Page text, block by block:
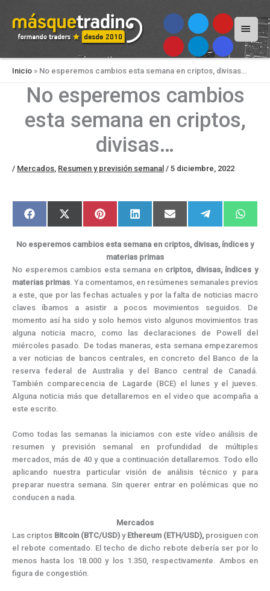
Menú
Inicio » No esperemos cambios esta semana en criptos, divisas…
No esperemos cambios
esta semana en criptos,
divisas…
/ Mercados, Resumen y previsión semanal / 5 diciembre, 2022
Compartir
en
F
a
e
b
k
Compartir
en
X
(
w
i
e
r
)
Compartir
en
P
i
t
e
r
s
t
Compartir
en
L
i
k
e
d
I
n
Compartir
en
E
m
i
l
Compartir
en
e
e
g
m
en
W
h
t
s
p
No esperemos cambios esta semana en criptos, divisas, índices y
materias primas
No esperemos cambios esta semana encriptos, divisas, índices y
materias primas. Ya comentamos, en resúmenes semanales previos
a este, que por las fechas actuales y por la falta de noticias macro
claves íbamos a asistir a pocos movimientos seguidos. De
momento así ha sido y solo hemos visto algunos movimientos tras
alguna noticia macro, como las declaraciones de Powell del
miércoles pasado. De todas maneras, esta semana empezaremos
a ver noticias de bancos centrales, en concreto del Banco de la
reserva federal de Australia y del Banco central de Canadá.
También comparecencia de Lagarde (BCE) el lunes y el jueves.
Alguna noticia más que detallaremos en el video que acompaña a
este escrito.
Como todas las semanas la iniciamos con este vídeo análisis de
resumen y previsión semanal en profundidad de múltiples
mercados, más de 40 y que a continuación detallaremos. Todo ello
aplicando nuestra particular visión de análisis técnico y para
preparar nuestra semana. Sin querer entrar en polémicas que no
conducen a nada.
Mercados
Las criptos Bitcoin (BTC/USD) y Ethereum (ETH/USD), prosiguen con
el rebote comentado. El techo de dicho rebote debería ser por lo
menos hasta los 18.000 y los 1.350, respectivamente. Ambos en
figura de congestión.